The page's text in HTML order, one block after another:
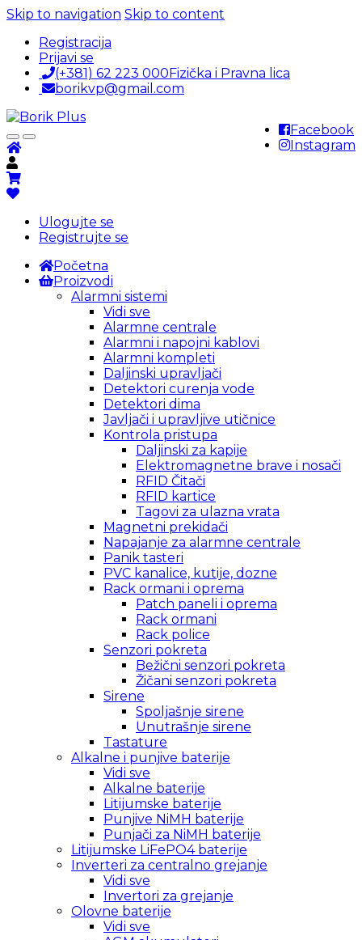
Skip to navigation Skip to content
Registracija
Prijavi se
(+381) 62 223 000Fizička i Pravna lica
borikvp@gmail.com
Facebook
Instagram
Ulogujte se
Registrujte se
Početna
Proizvodi
Alarmni sistemi
Vidi sve
Alarmne centrale
Alarmni i napojni kablovi
Alarmni kompleti
Daljinski upravljači
Detektori curenja vode
Detektori dima
Javljači i upravljive utičnice
Kontrola pristupa
Daljinski za kapije
Elektromagnetne brave i nosači
RFID Čitači
RFID kartice
Tagovi za ulazna vrata
Magnetni prekidači
Napajanje za alarmne centrale
Panik tasteri
PVC kanalice, kutije, dozne
Rack ormani i oprema
Patch paneli i oprema
Rack ormani
Rack police
Senzori pokreta
Bežični senzori pokreta
Žičani senzori pokreta
Sirene
Spoljašnje sirene
Unutrašnje sirene
Tastature
Alkalne i punjive baterije
Vidi sve
Alkalne baterije
Litijumske baterije
Punjive NiMH baterije
Punjači za NiMH baterije
Litijumske LiFePO4 baterije
Inverteri za centralno grejanje
Vidi sve
Invertori za grejanje
Olovne baterije
Vidi sve